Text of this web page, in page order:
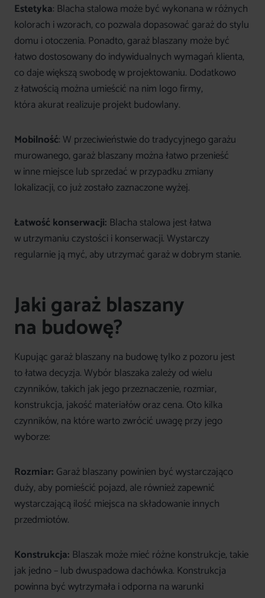
Estetyka: Blacha stalowa może być wykonana w różnych
kolorach i wzorach, co pozwala dopasować garaż do stylu
domu i otoczenia. Ponadto, garaż blaszany może być
łatwo dostosowany do indywidualnych wymagań klienta,
co daje większą swobodę w projektowaniu. Dodatkowo
z łatwością można umieścić na nim logo firmy,
która akurat realizuje projekt budowlany.
Mobilność: W przeciwieństwie do tradycyjnego garażu
murowanego, garaż blaszany można łatwo przenieść
w inne miejsce lub sprzedać w przypadku zmiany
lokalizacji, co już zostało zaznaczone wyżej.
Łatwość konserwacji: Blacha stalowa jest łatwa
w utrzymaniu czystości i konserwacji. Wystarczy
regularnie ją myć, aby utrzymać garaż w dobrym stanie.
Jaki garaż blaszany
na budowę?
Kupując garaż blaszany na budowę tylko z pozoru jest
to łatwa decyzja. Wybór blaszaka zależy od wielu
czynników, takich jak jego przeznaczenie, rozmiar,
konstrukcja, jakość materiałów oraz cena. Oto kilka
czynników, na które warto zwrócić uwagę przy jego
wyborze:
Rozmiar: Garaż blaszany powinien być wystarczająco
duży, aby pomieścić pojazd, ale również zapewnić
wystarczającą ilość miejsca na składowanie innych
przedmiotów.
Konstrukcja: Blaszak może mieć różne konstrukcje, takie
jak jedno – lub dwuspadowa dachówka. Konstrukcja
powinna być wytrzymała i odporna na warunki